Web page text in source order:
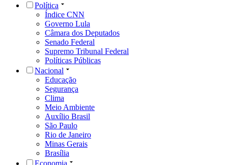
Política
Índice CNN
Governo Lula
Câmara dos Deputados
Senado Federal
Supremo Tribunal Federal
Políticas Públicas
Nacional
Educação
Segurança
Clima
Meio Ambiente
Auxílio Brasil
São Paulo
Rio de Janeiro
Minas Gerais
Brasília
Economia